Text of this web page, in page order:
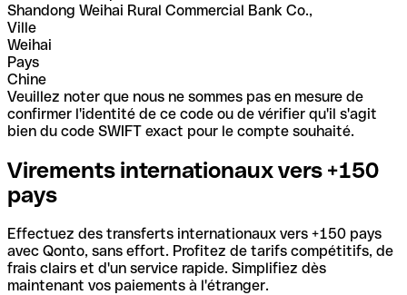
Shandong Weihai Rural Commercial Bank Co.,
Ville
Weihai
Pays
Chine
Veuillez noter que nous ne sommes pas en mesure de
confirmer l'identité de ce code ou de vérifier qu'il s'agit
bien du code SWIFT exact pour le compte souhaité.
Virements internationaux vers +150
pays
Effectuez des transferts internationaux vers +150 pays
avec Qonto, sans effort. Profitez de tarifs compétitifs, de
frais clairs et d'un service rapide. Simplifiez dès
maintenant vos paiements à l'étranger.